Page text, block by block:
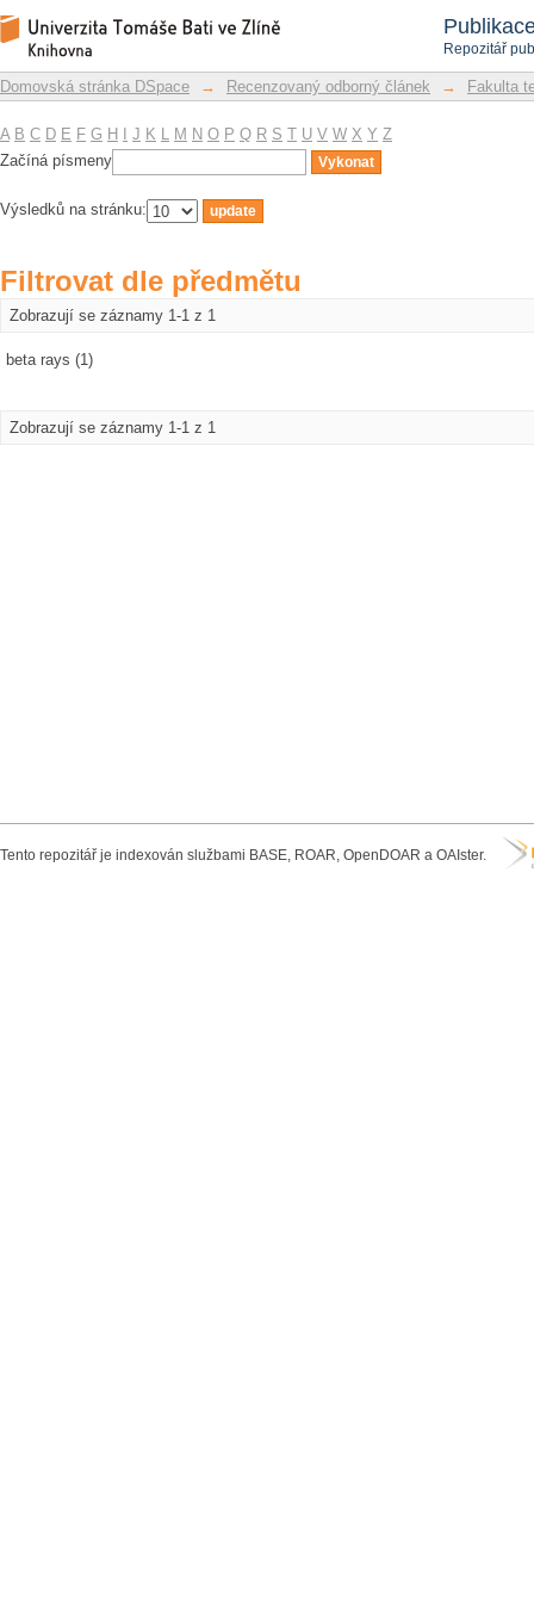
Repozitář
Filtrovat dle předmětu
Repozitář DSpace/Manakin
Domovská stránka DSpace → Recenzovaný odborný článek → Fakulta
A B C D E F G H J K L M N O P Q R S T U V W X Y Z
Začíná písmeny
Výsledků na stránku:
Filtrovat dle předmětu
Zobrazují se záznamy 1-1 z 1
beta rays (1)
Zobrazují se záznamy 1-1 z 1
Tento repozitář je indexován službami BASE, ROAR, OpenDOAR a OAIster.